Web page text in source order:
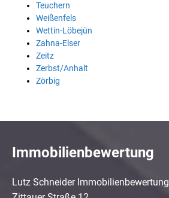
Teuchern
Weißenfels
Wettin-Löbejün
Zahna-Elser
Zeitz
Zerbst/Anhalt
Zörbig
Immobilienbewertung
Lutz Schneider Immobilienbewertung